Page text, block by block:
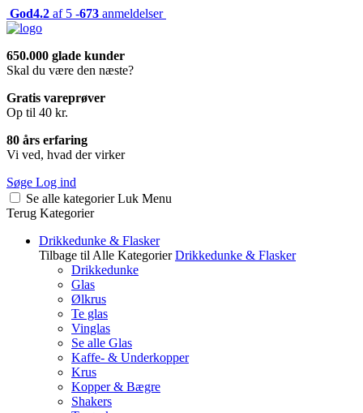
God4.2 af 5 -673 anmeldelser
650.000 glade kunder
Skal du være den næste?
Gratis vareprøver
Op til 40 kr.
80 års erfaring
Vi ved, hvad der virker
Søge Log ind
Se alle kategorier Luk Menu
Terug Kategorier
Drikkedunke & Flasker
Tilbage til Alle Kategorier Drikkedunke & Flasker
Drikkedunke
Glas
Ølkrus
Te glas
Vinglas
Se alle Glas
Kaffe- & Underkopper
Krus
Kopper & Bægre
Shakers